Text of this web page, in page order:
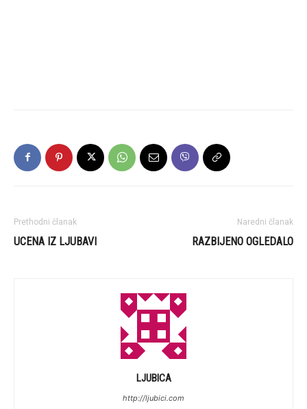
Prethodni članak
UCENA IZ LJUBAVI
Naredni članak
RAZBIJENO OGLEDALO
LJUBICA
http://ljubici.com